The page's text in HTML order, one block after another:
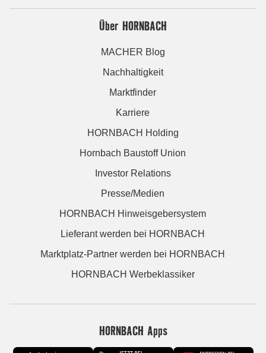
Über HORNBACH
MACHER Blog
Nachhaltigkeit
Marktfinder
Karriere
HORNBACH Holding
Hornbach Baustoff Union
Investor Relations
Presse/Medien
HORNBACH Hinweisgebersystem
Lieferant werden bei HORNBACH
Marktplatz-Partner werden bei HORNBACH
HORNBACH Werbeklassiker
HORNBACH Apps